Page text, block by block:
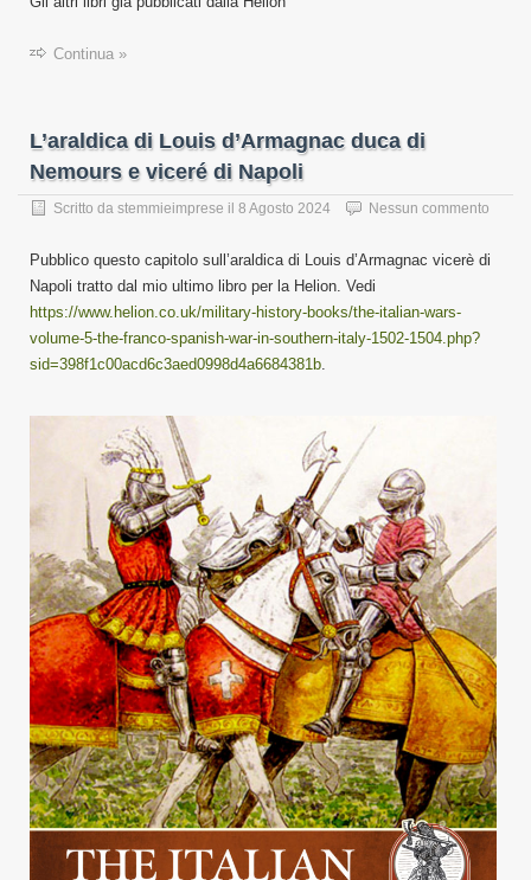
Continua »
L’araldica di Louis d’Armagnac duca di
Nemours e viceré di Napoli
Scritto da stemmieimprese il 8 Agosto 2024 Nessun commento
Pubblico questo capitolo sull’araldica di Louis d’Armagnac vicerè di
Napoli tratto dal mio ultimo libro per la Helion. Vedi
https://www.helion.co.uk/military-history-books/the-italian-wars-
volume-5-the-franco-spanish-war-in-southern-italy-1502-1504.php?
sid=398f1c00acd6c3aed0998d4a6684381b.